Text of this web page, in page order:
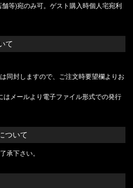
等)宛のみ可。ゲスト購入時個人宅宛利
て
同封しますので、ご注文時要望欄よりお
はメールより電子ファイル形式での発行
ついて
承下さい。